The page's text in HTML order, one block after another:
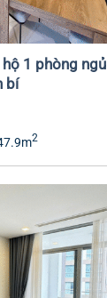
1 phòng ngủ
bí
2